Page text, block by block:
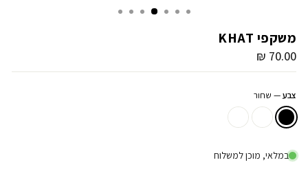
משקפי KHAT
מחיר
70.00 ₪
צבע— שחור